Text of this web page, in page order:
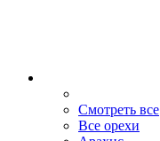
Смотреть все
Все орехи